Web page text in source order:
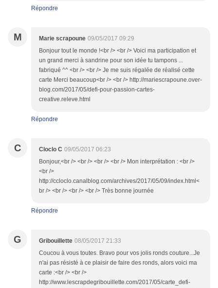
Répondre
M Marie scrapoune 09/05/2017 09:29
Bonjour tout le monde !<br /> <br /> Voici ma participation et
un grand merci à sandrine pour son idée tu tampons ...
fabriqué ^^ <br /> <br /> Je me suis régalée de réalisé cette
carte Merci beaucoup<br /> <br /> http://mariescrapoune.over-
blog.com/2017/05/defi-pour-passion-cartes-
creative.releve.html
Répondre
C Cloclo C 09/05/2017 06:23
Bonjour,<br /> <br /> <br /> <br /> Mon interprétation : <br />
<br />
http://ccloclo.canalblog.com/archives/2017/05/09/index.html<
br /> <br /> <br /> <br /> Très bonne journée
Répondre
G Gribouillette 08/05/2017 21:33
Coucou à vous toutes. Bravo pour vos jolis ronds couture...Je
n'ai pas résisté à ce plaisir de faire des ronds, alors voici ma
carte :<br /> <br />
http://www.lescrapdegribouillette.com/2017/05/carte_defi-